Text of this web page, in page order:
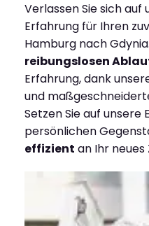
Verlassen Sie sich
Erfahrung für Ihren
Hamburg nach
reibungslosen
Erfahrung, dank
und
Setzen Sie auf unsere
persönlichen
effizient an Ihr neues